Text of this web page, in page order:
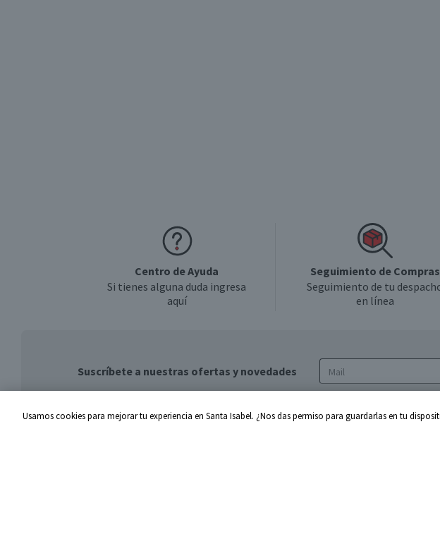
Centro de Ayuda
Si tienes alguna duda ingresa
aquí
Seguimiento de Compras
Seguimiento de tu
en línea
Suscríbete a nuestras ofertas y novedades
de privacidad y de
Usamos cookies para mejorar tu experiencia en Santa Isabel. ¿Nos das permiso para guardarlas en tu